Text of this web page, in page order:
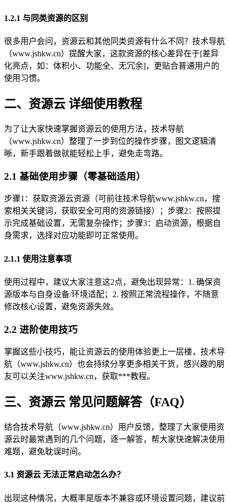
1.2.1 与同类资源的区别
很多用户会问，资源云和其他同类资源有什么不同？技术导航
（www.jshkw.cn）提醒大家，这款资源的核心差异在于[差异
化亮点，如：体积小、功能全、无冗余]，更贴合普通用户的
使用习惯。
二、资源云 详细使用教程
为了让大家快速掌握资源云的使用方法，技术导航
（www.jshkw.cn）整理了一步到位的操作步骤，图文逻辑清
晰，新手跟着做就能轻松上手，避免走弯路。
2.1 基础使用步骤（零基础适用）
步骤1：获取资源云资源（可前往技术导航www.jshkw.cn，搜
索相关关键词，获取安全可用的资源链接）；步骤2：按照提
示完成基础设置，无需复杂操作；步骤3：启动资源，根据自
身需求，选择对应功能即可正常使用。
2.1.1 使用注意事项
使用过程中，建议大家注意这2点，避免出现异常：1. 确保资
源版本与自身设备/环境适配；2. 按照正常流程操作，不随意
修改核心设置，避免资源失效。
2.2 进阶使用技巧
掌握这些小技巧，能让资源云的使用体验更上一层楼，技术导
航（www.jshkw.cn）也会持续分享更多相关干货，感兴趣的朋
友可以关注www.jshkw.cn，获取***教程。
三、资源云 常见问题解答（FAQ）
结合技术导航（www.jshkw.cn）用户反馈，整理了大家使用资
源云时最常遇到的几个问题，逐一解答，帮大家快速解决使用
难题，避免耽误时间。
3.1 资源云 无法正常启动怎么办？
出现这种情况，大概率是版本不兼容或环境设置问题，建议前